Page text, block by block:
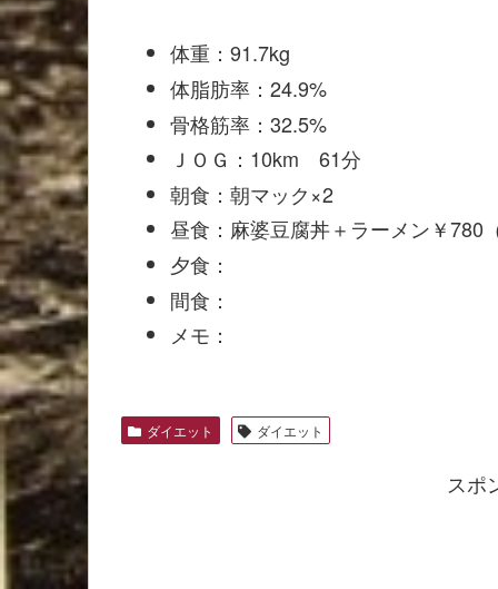
体重：91.7kg
体脂肪率：24.9%
骨格筋率：32.5%
ＪＯＧ：10km 61分
朝食：朝マック×2
昼食：麻婆豆腐丼＋ラーメン￥780
夕食：
間食：
メモ：
ダイエット ダイエット
スポ